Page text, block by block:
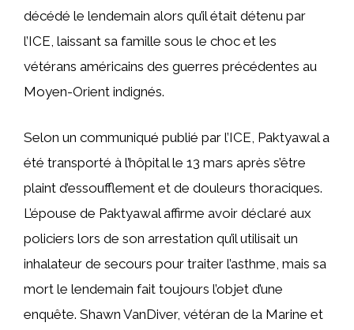
décédé le lendemain alors qu’il était détenu par
l’ICE, laissant sa famille sous le choc et les
vétérans américains des guerres précédentes au
Moyen-Orient indignés.
Selon un communiqué publié par l’ICE, Paktyawal a
été transporté à l’hôpital le 13 mars après s’être
plaint d’essoufflement et de douleurs thoraciques.
L’épouse de Paktyawal affirme avoir déclaré aux
policiers lors de son arrestation qu’il utilisait un
inhalateur de secours pour traiter l’asthme, mais sa
mort le lendemain fait toujours l’objet d’une
enquête. Shawn VanDiver, vétéran de la Marine et